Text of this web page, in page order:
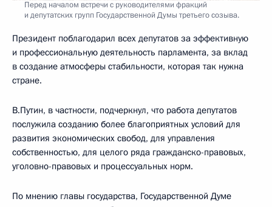
Перед началом встречи с руководителями фракций
и депутатских групп Государственной Думы третьего созыва.
Президент поблагодарил всех депутатов за эффективную
и профессиональную деятельность парламента, за вклад
в создание атмосферы стабильности, которая так нужна
стране.
В.Путин, в частности, подчеркнул, что работа депутатов
послужила созданию более благоприятных условий для
развития экономических свобод, для управления
собственностью, для целого ряда гражданско-правовых,
уголовно-правовых и процессуальных норм.
По мнению главы государства, Государственной Думе